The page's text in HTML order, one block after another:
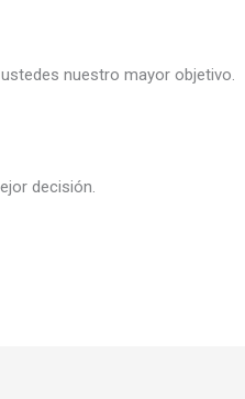
nuestro mayor objetivo.
decisión.